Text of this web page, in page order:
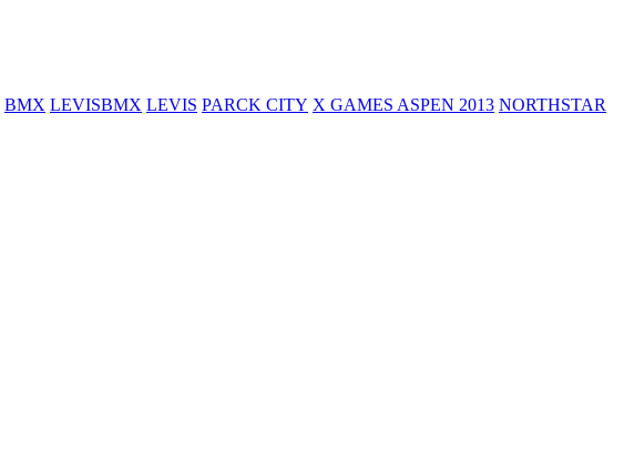
BMX LEVISBMX LEVIS PARCK CITY X GAMES ASPEN 2013 NORTHSTAR